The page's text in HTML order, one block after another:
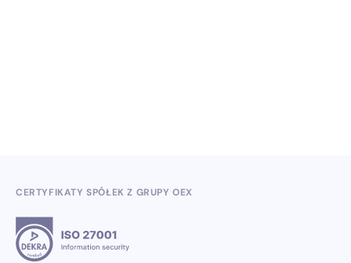
CERTYFIKATY SPÓŁEK Z GRUPY OEX